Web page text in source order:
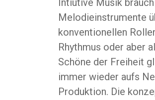
Intiutive Musik
Melodieinstrumente
konventionellen
Rhythmus oder aber
Schöne der Freiheit
immer wieder aufs
Produktion. Die